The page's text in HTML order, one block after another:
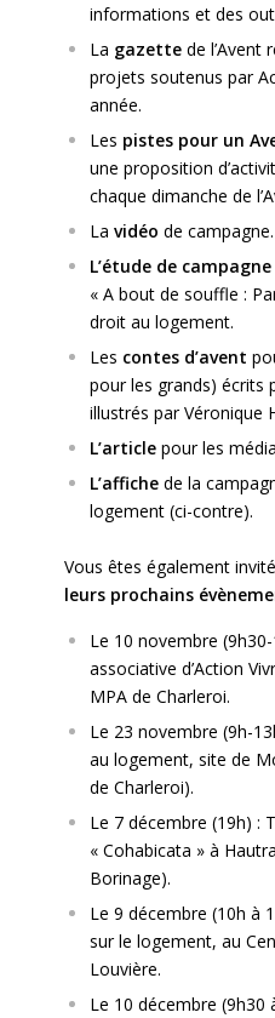
informations et des
La gazette de l’Avent
projets soutenus par
année.
Les pistes pour un
une proposition
chaque dimanche de
La vidéo de campagne.
L’étude de campagne
« A bout de souffle :
droit au logement.
Les contes d’avent
pour les grands) écrits
illustrés par Véronique
L’article pour les
L’affichede la
logement (ci-contre).
Vous êtes également
leurs prochains
Le 10 novembre
associative d’Action
MPA de Charleroi.
Le 23 novembre (9h-
au logement, site de
de Charleroi).
Le 7 décembre (19h) :
« Cohabicata » à
Borinage).
Le 9 décembre (10h à
sur le logement, au
Louvière.
Le 10 décembre (9h30